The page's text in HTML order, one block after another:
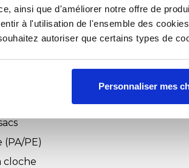
ainsi que d'améliorer notre offre de
à l'utilisation de l'ensemble des
autoriser que certains types de
Personnaliser mes
du grand sac sous vide
PE)
cloche